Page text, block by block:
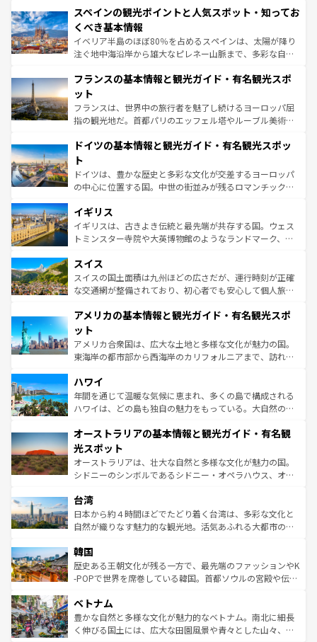
ろん、トスカーナの美しい田園風景やアマルフィ海岸の絶
景など、自然景観も見逃せない。観光の合間には、本場の
ピザやパスタなど、絶品のイタリア料理を堪能することも
できる。朝目覚めてから夜眠るまで、すべての瞬間を楽し
なお、新着のイタリア情報はコンテンツ一覧を参照してほ
しい。
スペインの観光ポイントと人気スポット・知ってお
くべき基本情報
イベリア半島のほぼ80％を占めるスペインは、太陽が降り
注ぐ地中海沿岸から雄大なピレネー山脈まで、多彩な自然
文化が根付くこの国では、情熱的なフラメンコ、熱気あふ
れる闘牛、そして美味しいタパスが生活の一部となってい
る。首都マドリードの洗練された雰囲気や、バルセロナの
アートに溢れた街角から、地方では古代ローマ遺跡や中世
せる。地方によって風土や気候が異なるスペインはその個
ンテンツ一覧 を参照してほしい。
フランスの基本情報と観光ガイド・有名観光スポ
ット
フランスは、世界中の旅行者を魅了し続けるヨーロッパ屈
指の観光地だ。首都パリのエッフェル塔やルーブル美術館
で、幅広い魅力が詰まっている。華麗な宮殿、歴史的な大
聖堂、美しいビーチ、そして豊かな自然が、訪れる者を心
から魅了する。また、フランスは美食の国としても知ら
れ、フランス料理はユネスコ無形文化遺産にも登録されて
香り高いラベンダー畑など、多彩な楽しみ方が可能だ。さ
らに、パリ以外の地域にも魅力が溢れており、どの街角に
も豊かな歴史と文化が息づいている。パリ以外の個性あふ
を参照してほしい。
ドイツの基本情報と観光ガイド・有名観光スポッ
ト
ドイツは、豊かな歴史と多彩な文化が交差するヨーロッパ
の中心に位置する国。中世の街並みが残るロマンチック街
顔を持つこの国は、どこを歩いても飽きることがない。ベ
ルリンの文化的活気、バイエルン州のアルプスの絶景、そ
してライン川沿いのワイン畑といった風景は必見。ビール
は、お酒好きな人にはぜひ体験してほしい。 なお、新着の
ドイツ情報はコンテンツ一覧を参照してほしい。
イギリス
イギリスは、古きよき伝統と最先端が共存する国。ウェス
トミンスター寺院や大英博物館のようなランドマーク、歴
リアごとに異なる魅力がある。また、優雅なアフタヌーン
ティー、ビール好きにはたまらない英国パブ、サッカー観
戦など、本場だからこそできる体験も豊富。イギリスを旅
ンツ一覧を参照してほしい。
スイス
スイスの国土面積は九州ほどの広さだが、運行時刻が正確
な交通網が整備されており、初心者でも安心して個人旅行
の建物がそのまま残る町や、スイスならではのユニークな
博物館もあり、アルプス観光だけでなく町歩きも満喫する
ことができる。国民の所得が高いため物価も高いが、旅行
者向けの交通パス提供のサービスもあり、うまく活用すれ
着のスイス情報は
アメリカの基本情報と観光ガイド・有名観光スポ
ット
アメリカ合衆国は、広大な土地と多様な文化が魅力の国。
東海岸の都市部から西海岸のカリフォルニアまで、訪れる
のような巨大都市は、観光、ショッピング、エンターテイ
ンメントが詰まった刺激的なスポットだ。一方、アメリカ
西部には大自然が広がり、グランドキャニオンやイエロー
部のニューオーリンズでは、音楽と美食が融合した独特の
文化が魅力。旅行者はアメリカの各地域で異なる魅力を楽
しみながら、その多様性と豊かな歴史を感じることができ
るだろう。車でのロードトリップや列車の旅も、アメリカ
情報は
ハワイ
年間を通じて温暖な気候に恵まれ、多くの島で構成される
ハワイは、どの島も独自の魅力をもっている。大自然の神
ワイ島は見逃せない。また、定番の観光地といえばオアフ
島だが、静かな自然を求めるならマウイ島やカウアイ島が
おすすめ。エメラルドグリーンに輝く海をはじめ、豊かな
文化や歴史が息づいている。「アロハスピリット」と呼ば
人々、おいしいローカルフードやハワイアンミュージッ
ク、伝統的なフラダンスなど、すべてがハワイの魅力を彩
っている。訪れるたびに新しい発見と感動が待っているハ
はコンテンツ一覧
オーストラリアの基本情報と観光ガイド・有名観
光スポット
オーストラリアは、壮大な自然と多様な文化が魅力の国。
シドニーのシンボルであるシドニー・オペラハウス、オー
リアリーフや大陸中央部にそびえるウルル（エアーズロッ
ク）、タスマニアの美しい原生林やケアンズの熱帯雨林な
ど、見どころがたくさん。また、カフェやワイン、オージ
いる。アクティビティも充実しており、サーフィンやダイ
ビング、ハイキングなど、アウトドア好きにはたまらな
い。オーストラリアの多彩な魅力を存分に味わいつくそ
参照してほしい。
台湾
日本から約４時間ほどでたどり着く台湾は、多彩な文化と
自然が織りなす魅力的な観光地。活気あふれる大都市の台
ン）、静ひつな山岳地帯である台湾東部など、都市の喧騒
と山間の静けさが共存しており、訪れる人に新しい発見と
驚きをもたらしてくれる。また、奥深い台湾の食文化も魅
容にもいいと評判のスイーツなど、バラエティ豊かな料理
が味わえる。 なお、新着の台湾情報は コンテンツ一覧を参
照してほしい。
韓国
歴史ある王朝文化が残る一方で、最先端のファッションやK
-POPで世界を席巻している韓国。首都ソウルの宮殿や伝統
き、地方に足を延ばせば四季折々の自然美を楽しむことが
できる。そして、キムチや焼肉、絶品のストリートフード
まで、さまざまな韓国料理が待っている。夜には、韓国な
ベトナム
豊かな自然と多様な文化が魅力的なベトナム。南北に細長
く伸びる国土には、広大な田園風景や青々とした山々、世